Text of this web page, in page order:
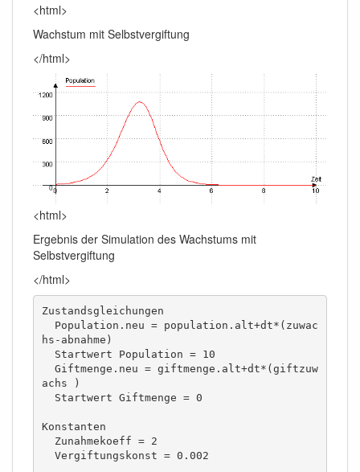
<html>
Wachstum mit Selbstvergiftung
</html>
<html>
Ergebnis der Simulation des Wachstums mit
Selbstvergiftung
</html>
Zustandsgleichungen
hs-abnahme)
achs )
Konstanten